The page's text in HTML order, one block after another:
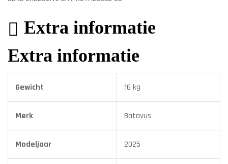
Extra informatie
Extra informatie
Gewicht 16 kg
Merk Batavus
Modeljaar 2025